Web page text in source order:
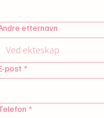
etternavn
post *
*